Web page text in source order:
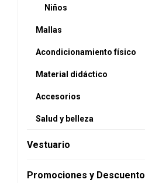
Niños
Mallas
Acondicionamiento físico
Material didáctico
Accesorios
Salud y belleza
Vestuario
Promociones y Descuento